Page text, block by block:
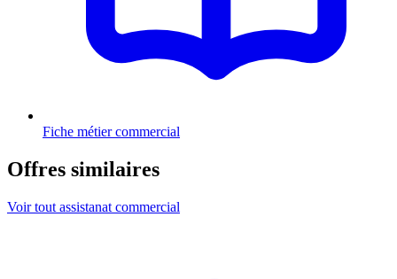
Fiche métier commercial
Offres similaires
Voir tout assistanat commercial